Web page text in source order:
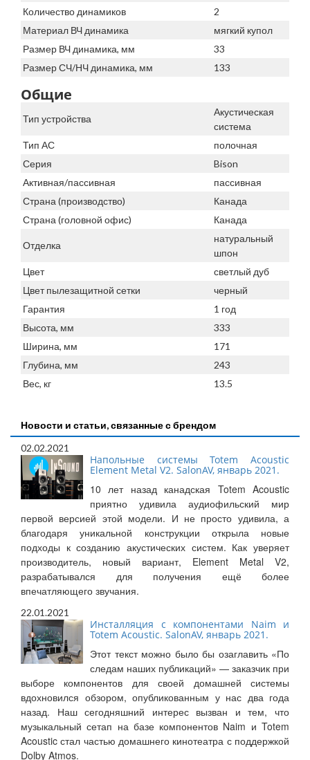
Количество динамиков
2
Материал ВЧ динамика
мягкий купол
Размер ВЧ динамика, мм
33
Размер СЧ/НЧ динамика, мм
133
Общие
Тип устройства
Акустическая
система
Тип АС
полочная
Серия
Bison
Активная/пассивная
пассивная
Страна (производство)
Канада
Страна (головной офис)
Канада
Отделка
натуральный
шпон
Цвет
светлый дуб
Цвет пылезащитной сетки
черный
Гарантия
1 год
Высота, мм
333
Ширина, мм
171
Глубина, мм
243
Вес, кг
13.5
Новости и статьи, связанные с брендом
02.02.2021
Напольные системы Totem Acoustic
Element Metal V2. SalonAV, январь 2021.
10 лет назад канадская Totem Acoustic
приятно удивила аудиофильский мир
первой версией этой модели. И не просто удивила, а
благодаря уникальной конструкции открыла новые
подходы к созданию акустических систем. Как уверяет
производитель, новый вариант, Element Metal V2,
разрабатывался для получения ещё более
впечатляющего звучания.
22.01.2021
Инсталляция с компонентами Naim и
Totem Acoustic. SalonAV, январь 2021.
Этот текст можно было бы озаглавить «По
следам наших публикаций» — заказчик при
выборе компонентов для своей домашней системы
вдохновился обзором, опубликованным у нас два года
назад. Наш сегодняшний интерес вызван и тем, что
музыкальный сетап на базе компонентов Naim и Totem
Acoustic стал частью домашнего кинотеатра с поддержкой
Dolby Atmos.